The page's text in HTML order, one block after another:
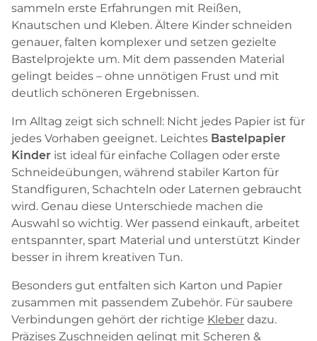
sammeln erste Erfahrungen mit Reißen,
Knautschen und Kleben. Ältere Kinder schneiden
genauer, falten komplexer und setzen gezielte
Bastelprojekte um. Mit dem passenden Material
gelingt beides – ohne unnötigen Frust und mit
deutlich schöneren Ergebnissen.
Im Alltag zeigt sich schnell: Nicht jedes Papier ist für
jedes Vorhaben geeignet. Leichtes Bastelpapier
Kinder ist ideal für einfache Collagen oder erste
Schneideübungen, während stabiler Karton für
Standfiguren, Schachteln oder Laternen gebraucht
wird. Genau diese Unterschiede machen die
Auswahl so wichtig. Wer passend einkauft, arbeitet
entspannter, spart Material und unterstützt Kinder
besser in ihrem kreativen Tun.
Besonders gut entfalten sich Karton und Papier
zusammen mit passendem Zubehör. Für saubere
Verbindungen gehört der richtige Kleber dazu.
Präzises Zuschneiden gelingt mit Scheren &